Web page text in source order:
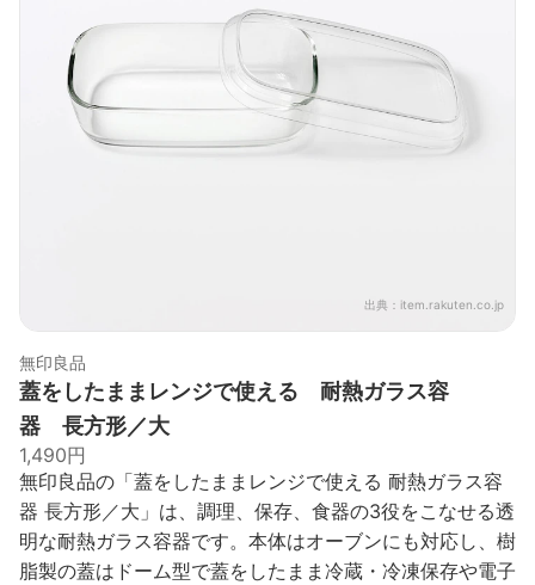
出典： item.rakuten.co.jp
無印良品
蓋をしたままレンジで使える 耐熱ガラス容
器 長方形／大
1,490円
無印良品の「蓋をしたままレンジで使える 耐熱ガラス容
器 長方形／大」は、調理、保存、食器の3役をこなせる透
明な耐熱ガラス容器です。本体はオーブンにも対応し、樹
脂製の蓋はドーム型で蓋をしたまま冷蔵・冷凍保存や電子